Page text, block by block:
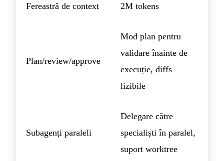
Fereastră de context 2M tokens
Plan/review/approve
Mod plan pentru
validare înainte de
execuție, diffs
lizibile
Subagenți paraleli
Delegare către
specialiști în paralel,
suport worktree